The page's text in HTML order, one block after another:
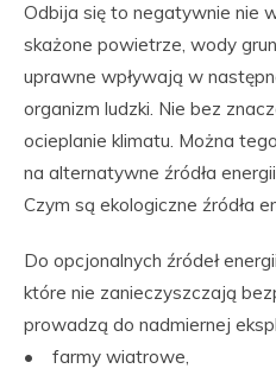
Odbija się to negatywnie nie
skażone powietrze, wody
uprawne wpływają w
organizm ludzki. Nie bez
ocieplanie klimatu. Można
na alternatywne źródła
Czym są ekologiczne źródła
Do opcjonalnych źródeł
które nie zanieczyszczają
prowadzą do nadmiernej
• farmy wiatrowe,